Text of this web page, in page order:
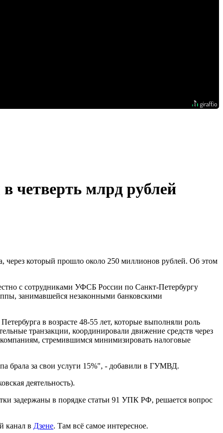
четверть млрд рублей
через который прошло около 250 миллионов рублей. Об этом
с сотрудниками УФСБ России по Санкт-Петербургу
занимавшейся незаконными банковскими
в возрасте 48-55 лет, которые выполняли роль
транзакции, координировали движение средств через
стремившимся минимизировать налоговые
брала за свои услуги 15%", - добавили в ГУМВД.
деятельность).
задержаны в порядке статьи 91 УПК РФ, решается вопрос
канал в Дзене. Там всё самое интересное.